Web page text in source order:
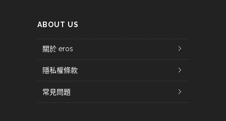
ABOUT US
關於 eros
隱私權條款
常見問題